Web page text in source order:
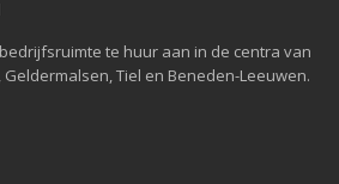
te huur aan in de centra van
Tiel en Beneden-Leeuwen.